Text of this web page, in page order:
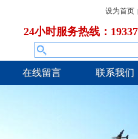
设为首页 |
24小时服务热线：
在线留言 联系我们